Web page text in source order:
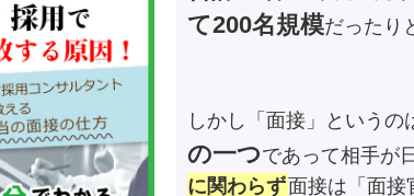
て200名規模だったり
しかし「面接」というの
の一つであって相手が
に関わらず面接は「面接